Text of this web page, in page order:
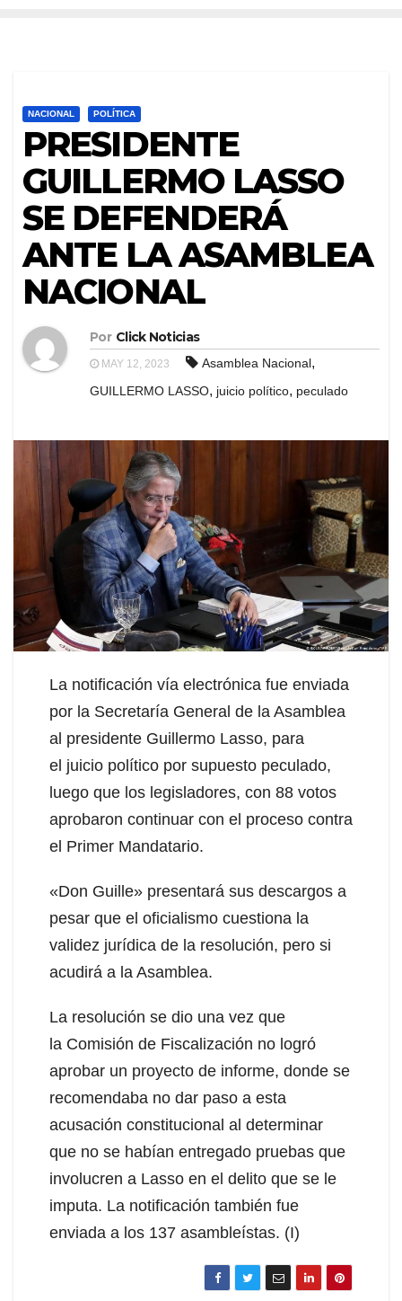
NACIONAL POLÍTICA
PRESIDENTE
GUILLERMO LASSO
SE DEFENDERÁ
ANTE LA ASAMBLEA
NACIONAL
Por Click Noticias
MAY 12, 2023 Asamblea Nacional,
GUILLERMO LASSO, juicio político, peculado
La notificación vía electrónica fue enviada
por la Secretaría General de la Asamblea
al presidente Guillermo Lasso, para
el juicio político por supuesto peculado,
luego que los legisladores, con 88 votos
aprobaron continuar con el proceso contra
el Primer Mandatario.
«Don Guille» presentará sus descargos a
pesar que el oficialismo cuestiona la
validez jurídica de la resolución, pero si
acudirá a la Asamblea.
La resolución se dio una vez que
la Comisión de Fiscalización no logró
aprobar un proyecto de informe, donde se
recomendaba no dar paso a esta
acusación constitucional al determinar
que no se habían entregado pruebas que
involucren a Lasso en el delito que se le
imputa. La notificación también fue
enviada a los 137 asambleístas. (I)